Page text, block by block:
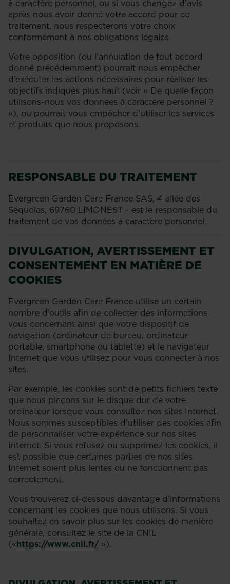
à caractère personnel, ou si vous changez d’avis
après nous avoir donné votre accord pour ce
traitement, nous respecterons votre choix
conformément à nos obligations légales.
Votre opposition (ou l’annulation de tout accord
donné précédemment) pourrait nous empêcher
d’exécuter les actions nécessaires pour réaliser les
objectifs indiqués plus haut (voir « De quelle façon
utilisons-nous vos données à caractère personnel ?
»), ou pourrait vous empêcher d’utiliser les services
et produits que nous proposons.
RESPONSABLE DU TRAITEMENT
Evergreen Garden Care France SAS, 4 allée des
Séquoïas, 69760 LIMONEST - est le responsable du
traitement de vos données à caractère personnel.
DIVULGATION, AVERTISSEMENT ET
CONSENTEMENT EN MATIÈRE DE
COOKIES
Evergreen Garden Care France utilise un certain
nombre d’outils afin de collecter des informations
vous concernant ainsi que votre dispositif de
navigation (ordinateur de bureau, ordinateur
portable, smartphone ou tablette) et le navigateur
Internet que vous utilisez pour vous connecter à nos
sites.
Par exemple, les cookies sont de petits fichiers texte
que nous plaçons sur le disque dur de votre
ordinateur lorsque vous consultez nos sites Internet.
Nous sommes susceptibles d’utiliser des cookies afin
de personnaliser votre expérience sur nos sites
Internet. Si vous refusez ou supprimez les cookies, il
est possible que certaines parties de nos sites
Internet soient plus lentes ou ne fonctionnent pas
correctement.
Vous trouverez ci-dessous davantage d’informations
concernant les cookies que nous utilisons. Si vous
souhaitez en savoir plus sur les cookies de manière
générale, consultez le site de la CNIL
(«https://www.cnil.fr/»).